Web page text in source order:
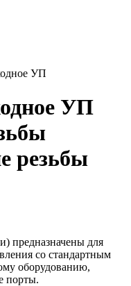
УП
УП
резьбы
предназначены для
со стандартным
оборудованию,
порты.